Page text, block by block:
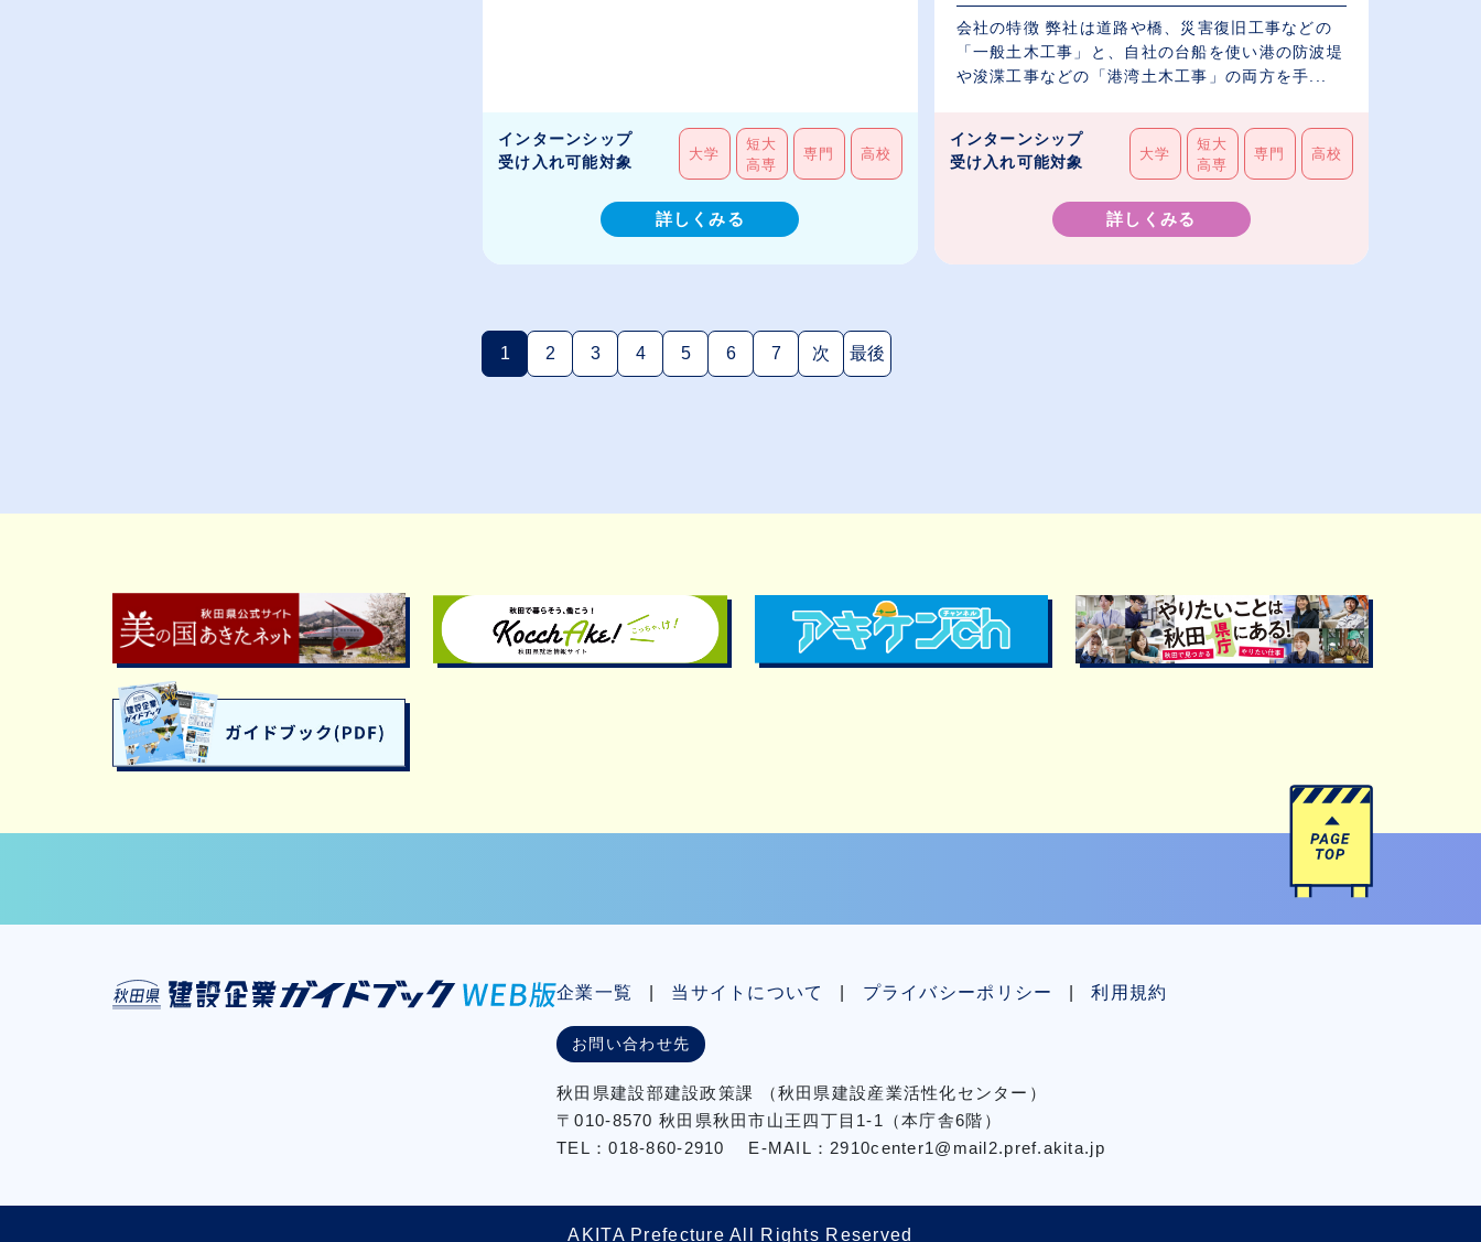
インターンシップ
受け入れ可能対象
大学
短大
高専
専門 高校
詳しくみる
会社の特徴 弊社は道路や橋、災害復旧工事などの
「一般土木工事」と、自社の台船を使い港の防波堤
や浚渫工事などの「港湾土木工事」の両方を手...
インターンシップ
受け入れ可能対象
大学
短大
高専
専門 高校
詳しくみる
1(現在のページ)
2 3 4 5 6 7 次 最後
企業一覧 当サイトについて プライバシーポリシー 利用規約
お問い合わせ先
秋⽥県建設部建設政策課
（秋⽥県建設産業活性化センター）
〒010-8570 秋田県秋田市⼭王四丁⽬1-1（本庁舎6階）
TEL：018-860-2910 E-MAIL：2910center1@mail2.pref.akita.jp
AKITA Prefecture All Rights Reserved